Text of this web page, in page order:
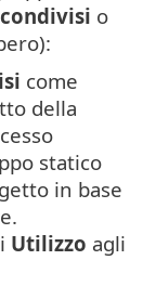
o
come
della
statico
in base
Utilizzo agli